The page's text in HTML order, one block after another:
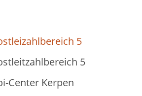
5
5
Center Kerpen